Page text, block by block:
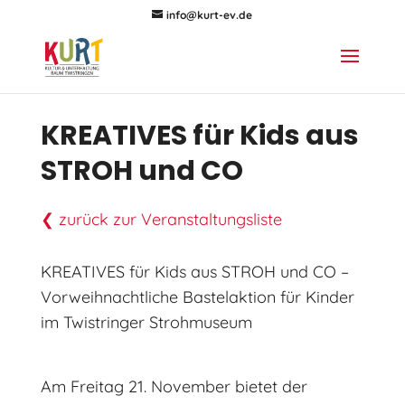
info@kurt-ev.de
KREATIVES für Kids aus
STROH und CO
❮ zurück zur Veranstaltungsliste
KREATIVES für Kids aus STROH und CO –
Vorweihnachtliche Bastelaktion für Kinder
im Twistringer Strohmuseum
Am Freitag 21. November bietet der